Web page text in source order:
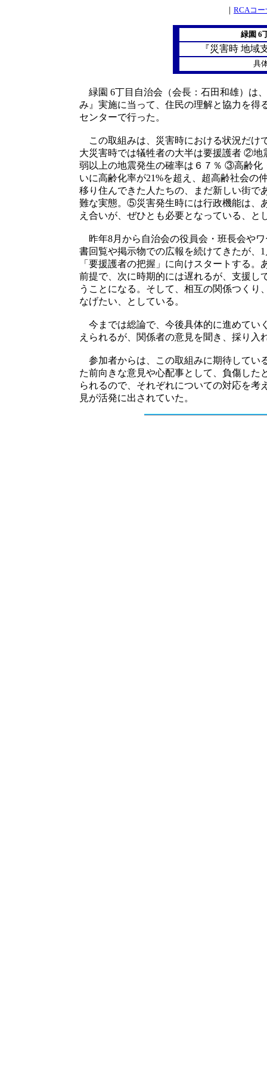
｜ RCAコー
緑園 6
『災害時 地域
具
緑園 6丁目自治会（会長：石田和雄）は
み』実施に当って、住民の理解と協力を得
センターで行った。
この取組みは、災害時における状況だけ
大災害時では犠牲者の大半は要援護者 ②地
弱以上の地震発生の確率は６７％ ③高齢化
いに高齢化率が21%を超え、超高齢社会
移り住んできた人たちの、まだ新しい街で
難な実態。⑤災害発生時には行政機能は、
え合いが、ぜひとも必要となっている、と
昨年8月から自治会の役員会・班長会や
書回覧や掲示物での広報を続けてきたが、
「要援護者の把握」に向けスタートする
前提で、次に時期的には遅れるが、支援し
うことになる。そして、相互の関係つく
なげたい、としている。
今までは総論で、今後具体的に進めてい
えられるが、関係者の意見を聞き、採り
参加者からは、この取組みに期待してい
た前向きな意見や心配事として、負傷した
られるので、それぞれについての対応を
見が活発に出されていた。